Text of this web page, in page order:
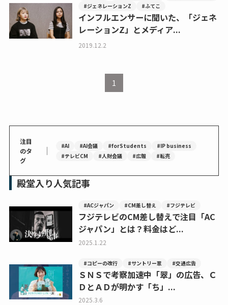
#ジェネレーションZ
#ふてこ
インフルエンサーに聞いた、「ジェネ
レーションZ」とメディア...
2019.12.2
1
注目
のタ
グ
｜ #AI #AI会議 #forStudents
#IP business
#テレビCM
#人財会議 #広報 #転売
殿堂入り人気記事
#ACジャパン #CM差し替え #フジテレビ
フジテレビのCM差し替えで注目「AC
ジャパン」とは？料金はど...
2025.1.22
#コピーの改行 #サントリー翠 #交通広告
ＳＮＳで考察加速中「翠」の広告、Ｃ
ＤとＡＤが明かす「ち」...
2025.3.6